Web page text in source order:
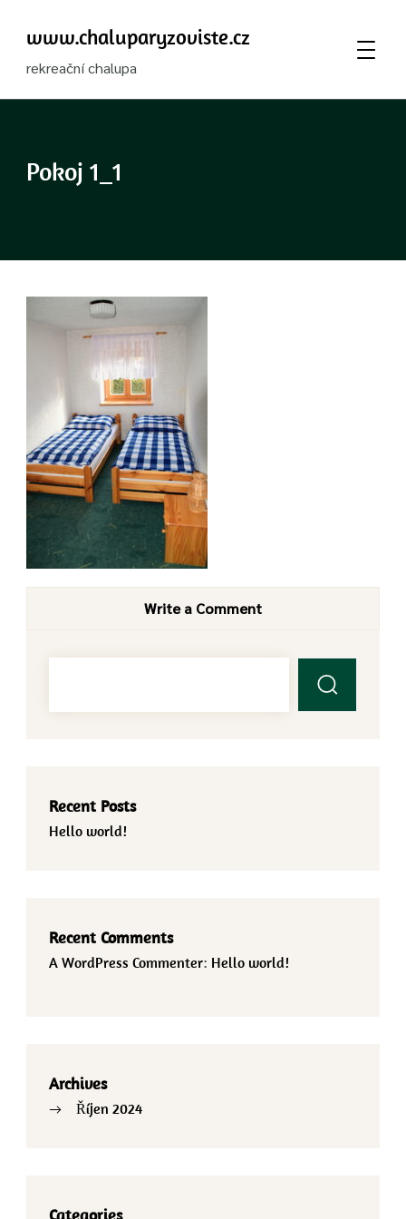
www.chaluparyzoviste.cz
rekreační chalupa
Pokoj 1_1
Write a Comment
Recent Posts
Hello world!
Recent Comments
A WordPress Commenter: Hello world!
Archives
Říjen 2024